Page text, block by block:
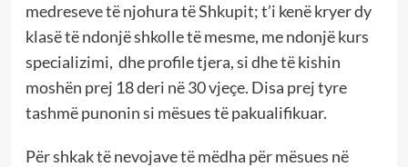
medreseve të njohura të Shkupit; t’i kenë kryer dy
klasë të ndonjë shkolle të mesme, me ndonjë kurs
specializimi, dhe profile tjera, si dhe të kishin
moshën prej 18 deri në 30 vjeçe. Disa prej tyre
tashmë punonin si mësues të pakualifikuar.
Për shkak të nevojave të mëdha për mësues në